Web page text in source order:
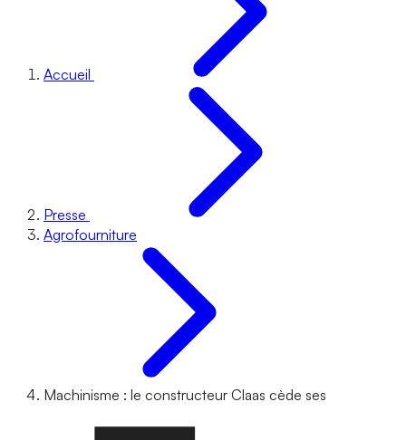
Accueil
Presse
Agrofourniture
Machinisme : le constructeur Claas cède ses